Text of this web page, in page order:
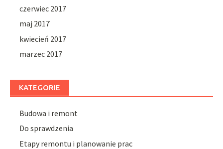
czerwiec 2017
maj 2017
kwiecień 2017
marzec 2017
KATEGORIE
Budowa i remont
Do sprawdzenia
Etapy remontu i planowanie prac